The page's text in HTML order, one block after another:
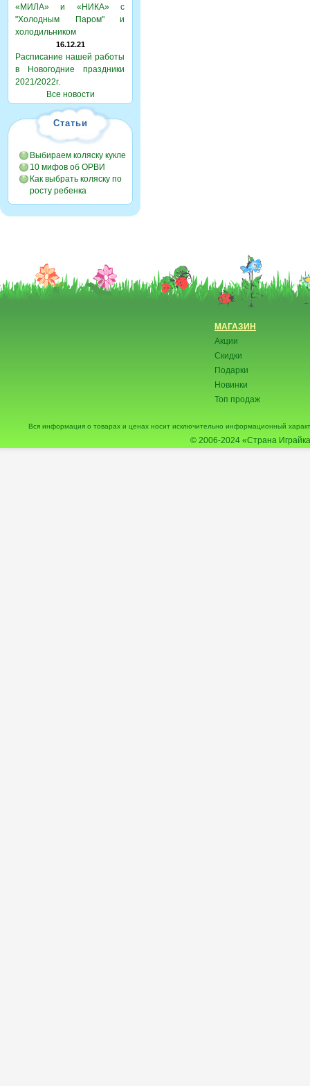
«МИЛА» и «НИКА» с
"Холодным Паром" и
холодильником
16.12.21
Расписание нашей работы
в Новогодние праздники
2021/2022г.
Все новости
Статьи
Выбираем коляску кукле
10 мифов об ОРВИ
Как выбрать коляску по
росту ребенка
МАГАЗИН
Акции
Скидки
Подарки
Новинки
Топ продаж
Вся информация о товарах и ценах носит исключительно информационный
© 2006-2024 «Страна